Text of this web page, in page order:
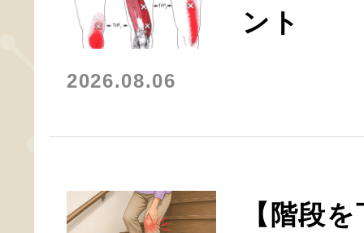
ント
2026.08.06
【階段